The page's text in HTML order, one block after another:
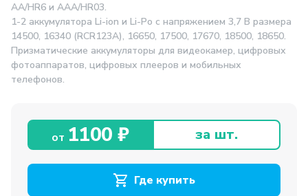
АА/HR6 и ААА/HR03.
1-2 аккумулятора Li-ion и Li-Po с напряжением 3,7 В размера
14500, 16340 (RCR123А), 16650, 17500, 17670, 18500, 18650.
Призматические аккумуляторы для видеокамер, цифровых
фотоаппаратов, цифровых плееров и мобильных
телефонов.
от 1100 ₽ за шт.
Где купить